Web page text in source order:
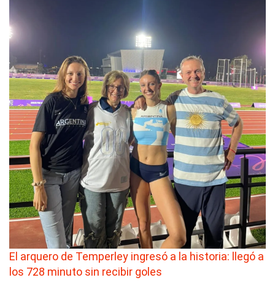
El arquero de Temperley ingresó a la historia: llegó a
los 728 minuto sin recibir goles